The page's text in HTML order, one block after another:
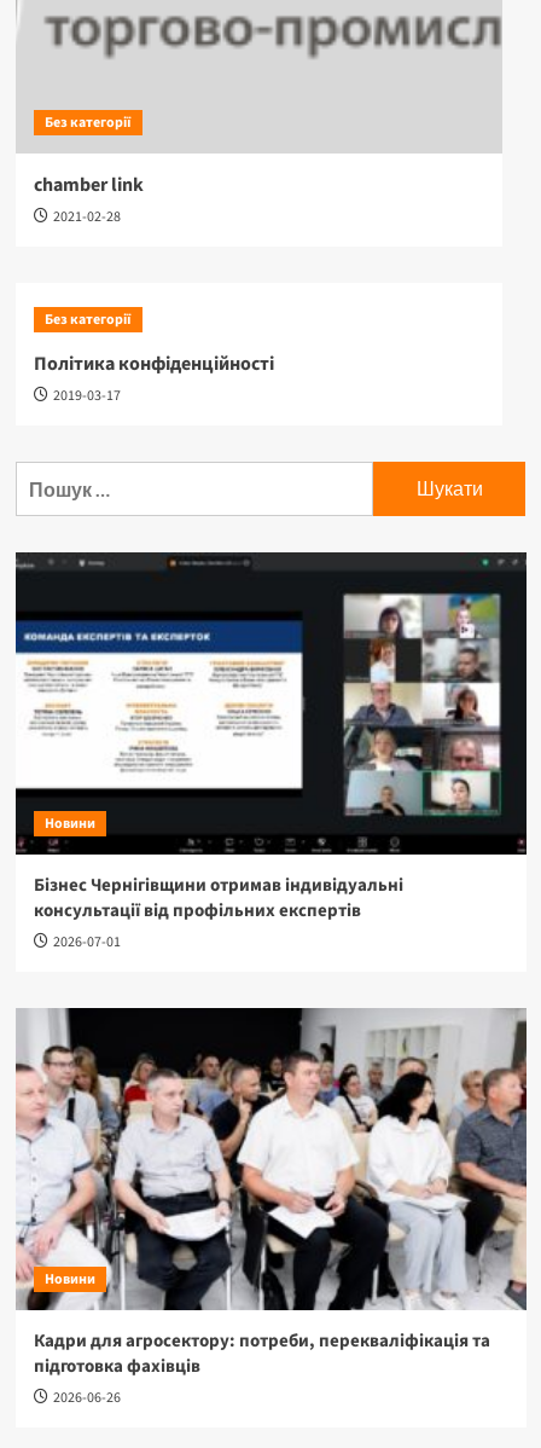
Без категорії
chamber link
2021-02-28
Без категорії
Політика конфіденційності
2019-03-17
Новини
Бізнес Чернігівщини отримав індивідуальні
консультації від профільних експертів
2026-07-01
Новини
Кадри для агросектору: потреби, перекваліфікація та
підготовка фахівців
2026-06-26